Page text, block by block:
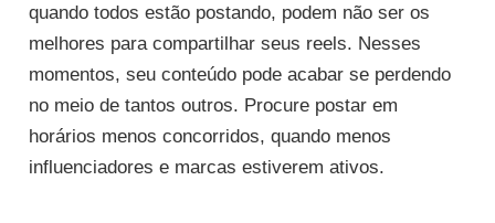
quando todos estão postando, podem não ser os
melhores para compartilhar seus reels. Nesses
momentos, seu conteúdo pode acabar se perdendo
no meio de tantos outros. Procure postar em
horários menos concorridos, quando menos
influenciadores e marcas estiverem ativos.